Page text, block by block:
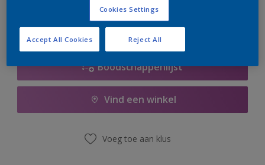
Boodschappenlijst
Vind een winkel
Voeg toe aan klus
Cookies Settings
Reject All
Accept All Cookies